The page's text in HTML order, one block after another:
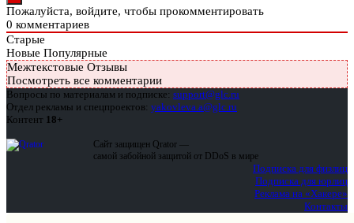
Пожалуйста, войдите, чтобы прокомментировать
0 комментариев
Старые
Новые Популярные
Межтекстовые Отзывы
Посмотреть все комментарии
Вопросы по материалам и подписке: support@glc.ru
Отдел рекламы и спецпроектов: yakovleva.a@glc.ru
Контент 18+
Сайт защищен Qrator —
самой забойной защитой от DDoS в мире
Подписка для физлиц
Подписка для юрлиц
Реклама на «Хакере»
Контакты